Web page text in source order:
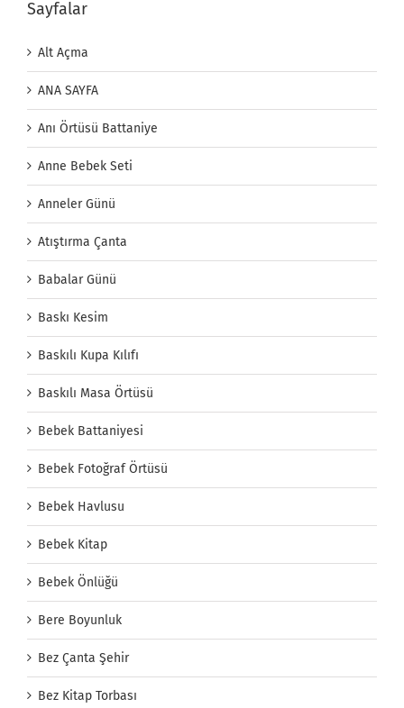
Sayfalar
Alt Açma
ANA SAYFA
Anı Örtüsü Battaniye
Anne Bebek Seti
Anneler Günü
Atıştırma Çanta
Babalar Günü
Baskı Kesim
Baskılı Kupa Kılıfı
Baskılı Masa Örtüsü
Bebek Battaniyesi
Bebek Fotoğraf Örtüsü
Bebek Havlusu
Bebek Kitap
Bebek Önlüğü
Bere Boyunluk
Bez Çanta Şehir
Bez Kitap Torbası